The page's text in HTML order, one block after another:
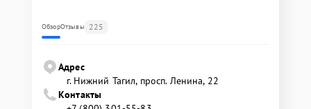
ОбзорОтзывы 225
Адрес
г. Нижний Тагил, просп. Ленина, 22
Контакты